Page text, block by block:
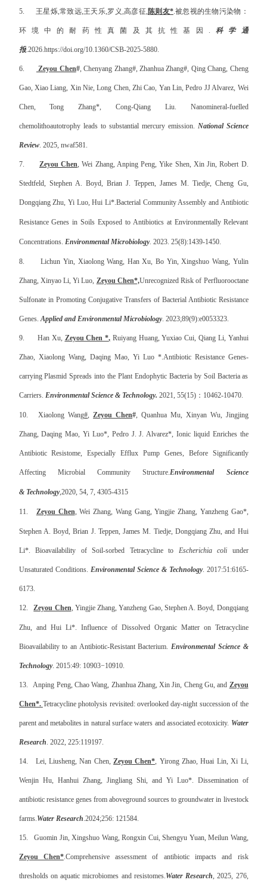
5. 王星烁,常致远,王天乐,罗义,高彦征, 陈则友*.被忽视的生物污染物：
环境中的耐药性真菌及其抗性基因. 科学通
报.2026.https://doi.org/10.1360/CSB-2025-5880.
6. Zeyou Chen#, Chenyang Zhang#, Zhanhua Zhang#, Qing Chang, Cheng
Gao, Xiao Liang, Xin Nie, Long Chen, Zhi Cao, Yan Lin, Pedro JJ Alvarez, Wei
Chen, Tong Zhang*, Cong-Qiang Liu. Nanomineral-fuelled
chemolithoautotrophy leads to substantial mercury emission. National Science
Review. 2025, nwaf581.
7. Zeyou Chen, Wei Zhang, Anping Peng, Yike Shen, Xin Jin, Robert D.
Stedtfeld, Stephen A. Boyd, Brian J. Teppen, James M. Tiedje, Cheng Gu,
Dongqiang Zhu, Yi Luo, Hui Li*.Bacterial Community Assembly and Antibiotic
Resistance Genes in Soils Exposed to Antibiotics at Environmentally Relevant
Concentrations. Environmental Microbiology. 2023. 25(8):1439-1450.
8. Lichun Yin, Xiaolong Wang, Han Xu, Bo Yin, Xingshuo Wang, Yulin
Zhang, Xinyao Li, Yi Luo, Zeyou Chen*,Unrecognized Risk of Perfluorooctane
Sulfonate in Promoting Conjugative Transfers of Bacterial Antibiotic Resistance
Genes.Applied and Environmental Microbiology. 2023;89(9):e0053323.
9. Han Xu, Zeyou Chen*, Ruiyang Huang, Yuxiao Cui, Qiang Li, Yanhui
Zhao, Xiaolong Wang, Daqing Mao, Yi Luo *.Antibiotic Resistance Genes-
carrying Plasmid Spreads into the Plant Endophytic Bacteria by Soil Bacteria as
Carriers. Environmental Science &Technology. 2021, 55(15)： 10462-10470.
10. Xiaolong Wang#,Zeyou Chen#, Quanhua Mu, Xinyan Wu, Jingjing
Zhang, Daqing Mao, Yi Luo*, Pedro J. J. Alvarez*, Ionic liquid Enriches the
Antibiotic Resistome, Especially Efflux Pump Genes, Before Significantly
Affecting Microbial Community Structure.Environmental Science
&Technology,2020, 54, 7, 4305-4315
11. Zeyou Chen, Wei Zhang, Wang Gang, Yingjie Zhang, Yanzheng Gao*,
Stephen A. Boyd, Brian J. Teppen, James M. Tiedje, Dongqiang Zhu, and Hui
Li*. Bioavailability of Soil-sorbed Tetracycline to Escherichia coli under
Unsaturated Conditions. Environmental Science & Technology. 2017:51:6165-
6173.
12. Zeyou Chen, Yingjie Zhang, Yanzheng Gao, Stephen A. Boyd, Dongqiang
Zhu, and Hui Li*. Influence of Dissolved Organic Matter on Tetracycline
Bioavailability to an Antibiotic-Resistant Bacterium.Environmental Science &
Technology. 2015:49: 10903−10910.
13. Anping Peng, Chao Wang, Zhanhua Zhang, Xin Jin, Cheng Gu, and Zeyou
Chen*. Tetracycline photolysis revisited: overlooked day-night succession of the
parent and metabolites in natural surface waters and associated ecotoxicity. Water
Research. 2022, 225:119197.
14. Lei, Liusheng, Nan Chen,Zeyou Chen*, Yirong Zhao, Huai Lin, Xi Li,
Wenjin Hu, Hanhui Zhang, Jingliang Shi, and Yi Luo*. Dissemination of
antibiotic resistance genes from aboveground sources to groundwater in livestock
farms.Water Research.2024;256: 121584.
15. Guomin Jin, Xingshuo Wang, Rongxin Cui, Shengyu Yuan, Meilun Wang,
Zeyou Chen*.Comprehensive assessment of antibiotic impacts and risk
thresholds on aquatic microbiomes and resistomes.Water Research, 2025, 276,